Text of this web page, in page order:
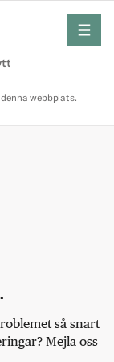
meny
webbplats.
så snart
Mejla oss